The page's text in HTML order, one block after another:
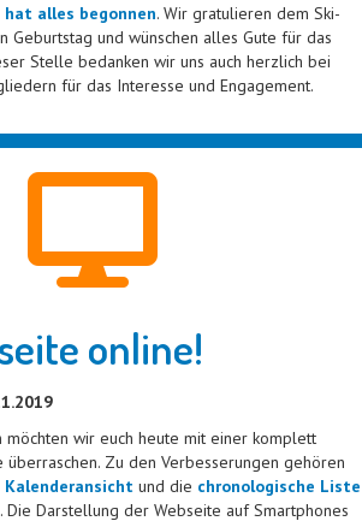
hat alles begonnen. Wir gratulieren dem Ski-
Geburtstag und wünschen alles Gute für das
Stelle bedanken wir uns auch herzlich bei
für das Interesse und Engagement.
online!
möchten wir euch heute mit einer komplett
Zu den Verbesserungen gehören
Kalenderansicht und die chronologische Liste
Darstellung der Webseite auf Smartphones